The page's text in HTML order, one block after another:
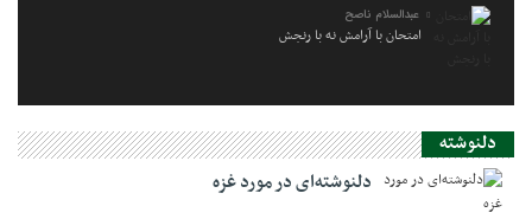
عبدالسلام ناصح
امتحان با آرامش نه با رنجش
دلنوشته
دلنوشته‌ای در مورد غزه